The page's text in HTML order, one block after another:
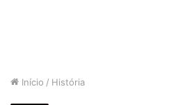
Início / História